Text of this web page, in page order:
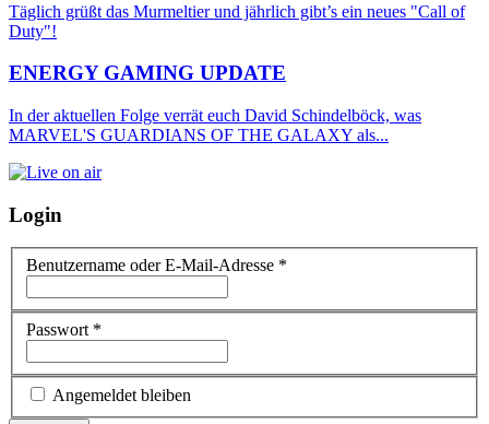
Täglich grüßt das Murmeltier und jährlich gibt’s ein neues "Call of
Duty"!
ENERGY GAMING UPDATE
In der aktuellen Folge verrät euch David Schindelböck, was
MARVEL'S GUARDIANS OF THE GALAXY als...
Login
Benutzername oder E-Mail-Adresse *
Passwort *
Angemeldet bleiben